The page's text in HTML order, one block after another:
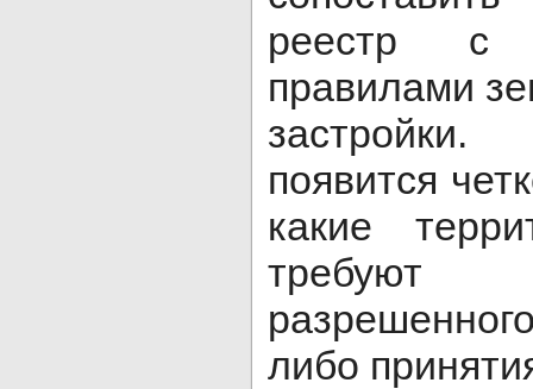
реестр с
правилами
появится
какие
требуют
либо